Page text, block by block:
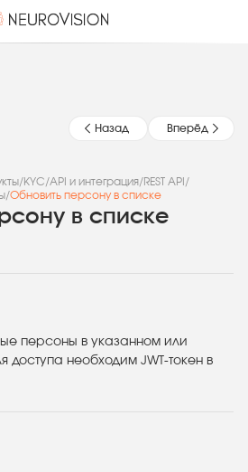
Назад Вперёд
/KYC/API и интеграция/REST API /
/Обновить персону в списке
в списке
персоны в указанном или
доступа необходим JWT-токен в